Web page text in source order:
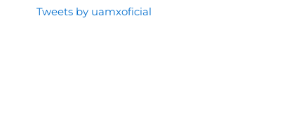
Tweets by uamxoficial